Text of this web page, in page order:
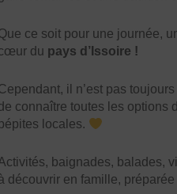
ce soit pour une journée,
du pays d’Issoire !
il n’est pas
connaître toutes les options
locales.
baignades, balades,
découvrir en famille,